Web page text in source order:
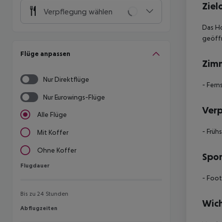
Verpflegung wählen
Flüge anpassen
Nur Direktflüge
Nur Eurowings-Flüge
Alle Flüge
Mit Koffer
Ohne Koffer
Flugdauer
Flugdauer
Bis zu 24 Stunden
Abflugzeiten
Abflugzeiten
Das
-
-
-